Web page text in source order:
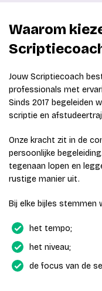
Waarom
Jouw Scriptiecoach
professionals met
Sinds 2017 begeleiden
scriptie en
Onze kracht zit in de
persoonlijke
tegenaan lopen en
rustige manier uit.
Bij elke bijles stemmen
het tempo;
het niveau;
de focus van de